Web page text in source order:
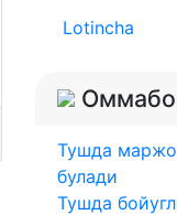
Lotincha
Тушда
булади
Тушда